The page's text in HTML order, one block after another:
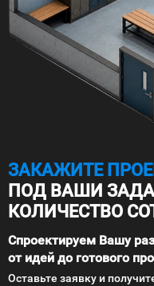
ЗАКАЖИТЕ
ПОД ВАШИ
КОЛИЧЕСТВО
Спроектируем Вашу
от идей до готового
Оставьте заявку и